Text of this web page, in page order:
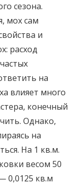
сезона.
мох сам
и
расход
на
влияет много
конечный
Однако,
на
На 1 кв.м.
весом 50
0,0125 кв.м